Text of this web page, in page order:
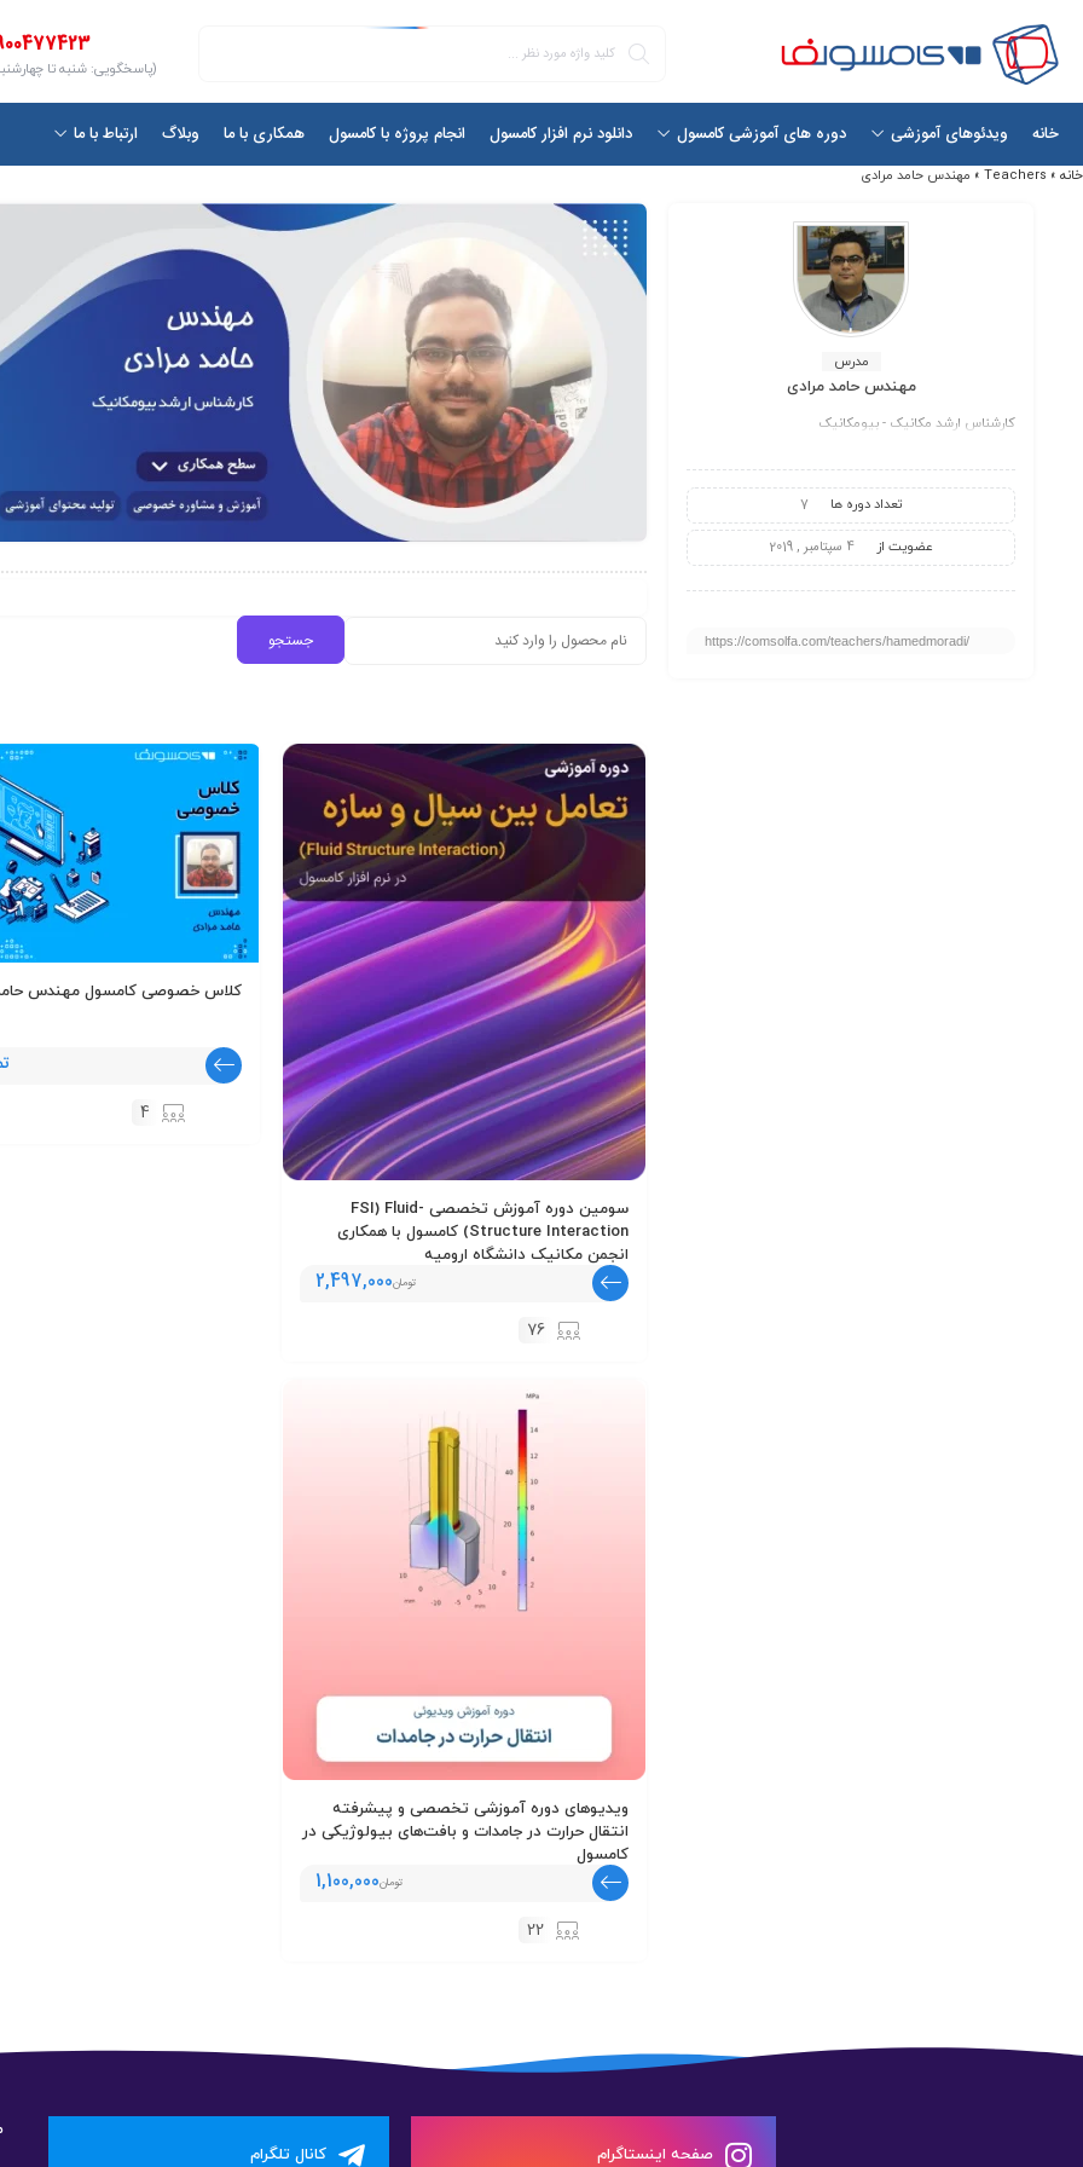
(پاسخگویی: شنبه تا چهارشنبه ۱۰ الی
خانه ویدئوهای آموزشی دوره های آموزشی کامسول دانلود نرم افزار کامسول انجام پروژه با کامسول همکاری با ما وبلاگ ارتباط با ما
خانه »
Teachers
» مهندس حامد مرادی
سومین دوره آموزش تخصصی FSI) Fluid-
Structure Interaction) کامسول با همکاری
انجمن مکانیک دانشگاه ارومیه
تومان2,497,000
76
کلاس خصوصی کامسول مهندس
4
ویدیوهای دوره آموزشی تخصصی و پیشرفته
انتقال حرارت در جامدات و بافت‌های بیولوژیکی در
کامسول
تومان1,100,000
22
مدرس
مهندس حامد مرادی
کارشناس ارشد مکانیک - بیومکانیک
تعداد دوره ها 7
عضویت از 4 سپتامبر , 2019
https://comsolfa.com/teachers/hamedmoradi/
صفحه اینستاگرام کانال تلگرام